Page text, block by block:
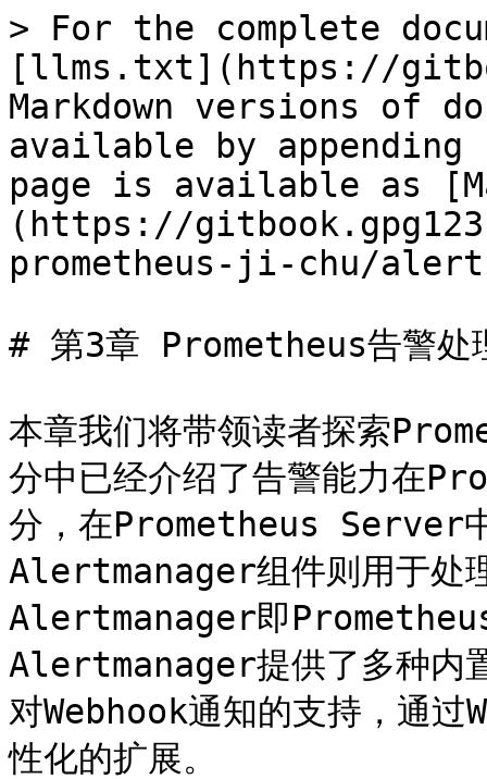
> For the complete
[llms.txt](https://
Markdown versions of
available by
page is available as
(https://
prometheus-ji-chu/
# 第3章 Prometheus告警处
本章我们将带领读者探索
分中已经介绍了告警能力在
分，在Prometheus Server
Alertmanager组件则用于处
Alertmanager即Prometheus
Alertmanager提供了多种内
对Webhook通知的支持，通过
性化的扩展。